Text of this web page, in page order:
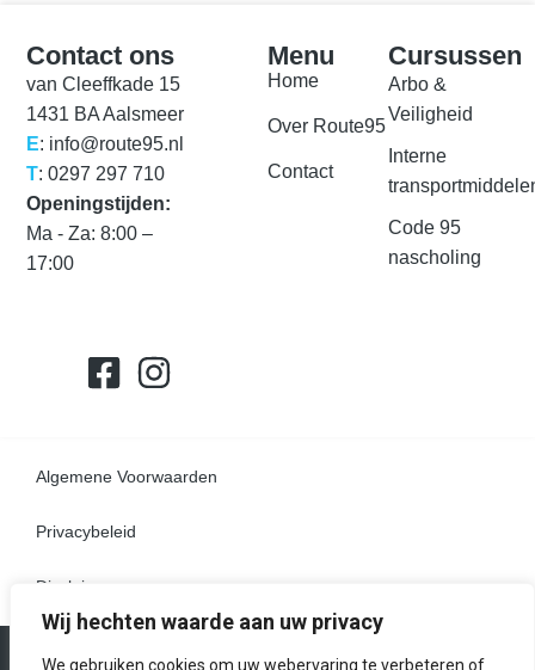
Wij hechten waarde aan uw privacy
We gebruiken cookies om uw webervaring te verbeteren of
Cursussen
Arbo &
Veiligheid
Interne
Code 95
nascholing
Menu
Home
Over Route95​
Contact
Contact ons
van Cleeffkade 15
1431 BA Aalsmeer
E: info@route95.nl
T: 0297 297 710
Openingstijden:
Ma - Za: 8:00 –
17:00
Algemene Voorwaarden
Privacybeleid
Disclaimer